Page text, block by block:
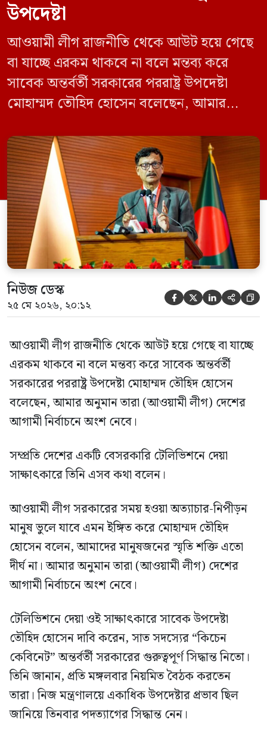
উপদেষ্টা
আওয়ামী লীগ রাজনীতি থেকে আউট হয়ে গেছে
বা যাচ্ছে এরকম থাকবে না বলে মন্তব্য করে
সাবেক অন্তর্বর্তী সরকারের পররাষ্ট্র উপদেষ্টা
মোহাম্মদ তৌহিদ হোসেন বলেছেন, আমার
নির্বাচনে অংশ নেবে। সম্প্রতি দেশের একটি
বেসরকারি টেলিভিশনে দেয়া সাক্ষাৎকারে তিনি
এসব কথা বলেন। আওয়ামী লীগ সরকারের সময়
হওয়া অত্যাচার-নিপীড়ন মানুষ ভুলে যাবে এমন
[…]
নিউজ ডেস্ক
২৫ মে ২০২৬, ২০:১২     
আওয়ামী লীগ রাজনীতি থেকে আউট হয়ে গেছে বা যাচ্ছে
এরকম থাকবে না বলে মন্তব্য করে সাবেক অন্তর্বর্তী
সরকারের পররাষ্ট্র উপদেষ্টা মোহাম্মদ তৌহিদ হোসেন
বলেছেন, আমার অনুমান তারা (আওয়ামী লীগ) দেশের
আগামী নির্বাচনে অংশ নেবে।
সম্প্রতি দেশের একটি বেসরকারি টেলিভিশনে দেয়া
সাক্ষাৎকারে তিনি এসব কথা বলেন।
আওয়ামী লীগ সরকারের সময় হওয়া অত্যাচার-নিপীড়ন
মানুষ ভুলে যাবে এমন ইঙ্গিত করে মোহাম্মদ তৌহিদ
হোসেন বলেন, আমাদের মানুষজনের স্মৃতি শক্তি এতো
দীর্ঘ না। আমার অনুমান তারা (আওয়ামী লীগ) দেশের
আগামী নির্বাচনে অংশ নেবে।
টেলিভিশনে দেয়া ওই সাক্ষাৎকারে সাবেক উপদেষ্টা
তৌহিদ হোসেন দাবি করেন, সাত সদস্যের “কিচেন
কেবিনেট” অন্তর্বর্তী সরকারের গুরুত্বপূর্ণ সিদ্ধান্ত নিতো।
তিনি জানান, প্রতি মঙ্গলবার নিয়মিত বৈঠক করতেন
তারা। নিজ মন্ত্রণালয়ে একাধিক উপদেষ্টার প্রভাব ছিল
জানিয়ে তিনবার পদত্যাগের সিদ্ধান্ত নেন।